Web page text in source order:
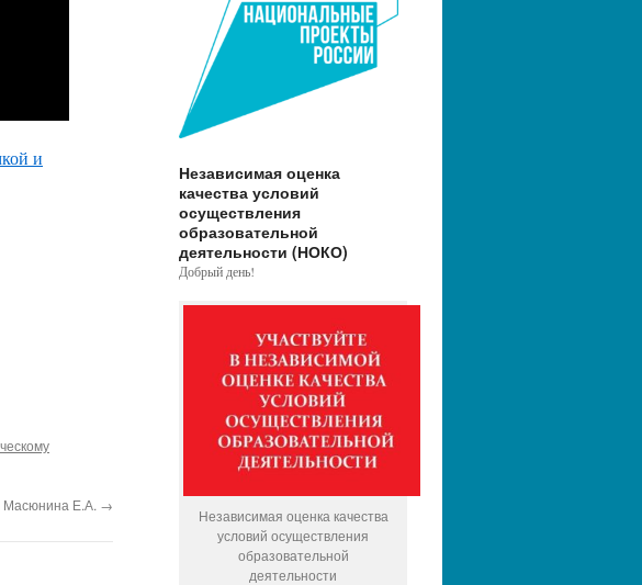
и
Масюнина Е.А. →
Независимая оценка
качества условий
осуществления
образовательной
деятельности (НОКО)
Добрый день!
Независимая оценка качества
условий осуществления
образовательной
деятельности